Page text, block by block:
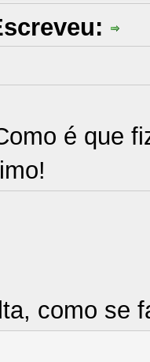
é que
como se